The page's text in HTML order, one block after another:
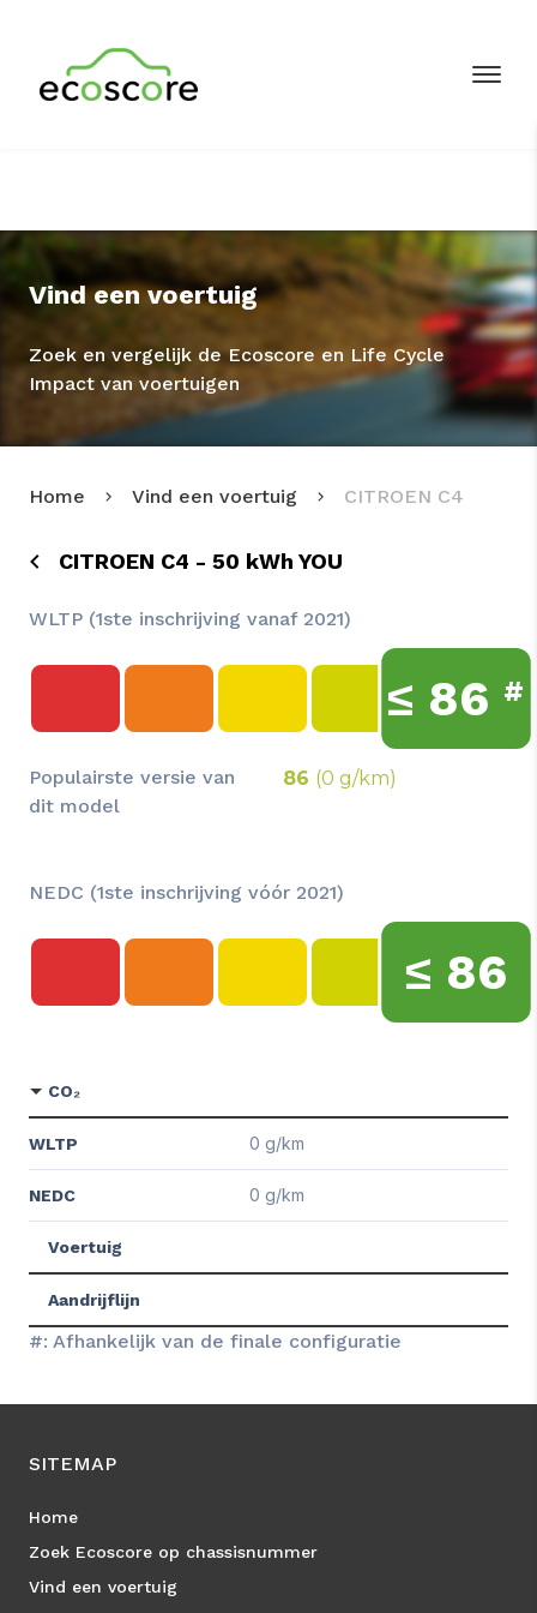
Vind een voertuig
Zoek en vergelijk de Ecoscore en Life Cycle
Impact van voertuigen
Home Vind een voertuig CITROEN C4
CITROEN C4 - 50 kWh YOU
WLTP (1ste inschrijving vanaf 2021)
≤ 86 #
Populairste versie van
dit model
86 (0 g/km)
NEDC (1ste inschrijving vóór 2021)
≤ 86
CO₂
WLTP 0 g/km
NEDC 0 g/km
Voertuig
Aandrijflijn
#: Afhankelijk van de finale configuratie
SITEMAP
Home
Zoek Ecoscore op chassisnummer
Vind een voertuig